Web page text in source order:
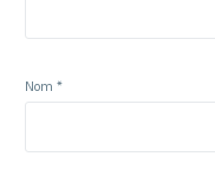
Nom *